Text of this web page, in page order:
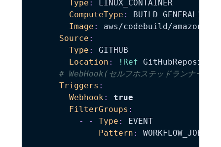
Type :
LINUX_CONTAINER
ComputeType :
Image :
aws/codebuild/
Source :
Type :
GITHUB
Location : !Ref
# WebHook(セルフホステッドランナー)設
Triggers :
Webhook :
true
FilterGroups :
-
- Type :
EVENT
Pattern :